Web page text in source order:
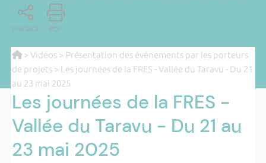
PARTAGE PDF
>Vidéos> Présentation des événements par les porteurs
de projets> Les journées de la FRES - Vallée du Taravu - Du 21
au 23 mai 2025
Les journées de la FRES -
Vallée du Taravu - Du 21 au
23 mai 2025